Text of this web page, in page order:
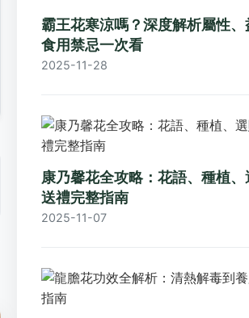
霸王花寒涼嗎？深度解析屬性、
食用禁忌一次看
2025-11-28
康乃馨花全攻略：花語、種植、
送禮完整指南
2025-11-07